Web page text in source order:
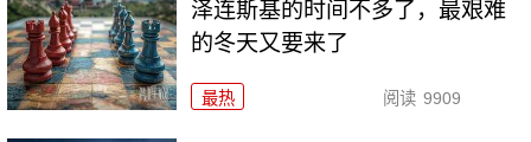
泽连斯基的时间不多了，最艰难
的冬天又要来了
最热 阅读 9909